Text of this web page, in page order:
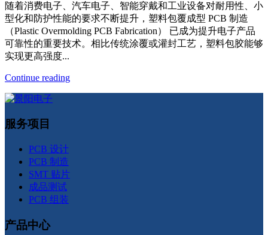
随着消费电子、汽车电子、智能穿戴和工业设备对耐用性、小
型化和防护性能的要求不断提升，塑料包覆成型 PCB 制造
（Plastic Overmolding PCB Fabrication） 已成为提升电子产品
可靠性的重要技术。相比传统涂覆或灌封工艺，塑料包胶能够
实现更高强度...
Continue reading
服务项目
PCB 设计
PCB 制造
SMT 贴片
成品测试
PCB 组装
产品中心